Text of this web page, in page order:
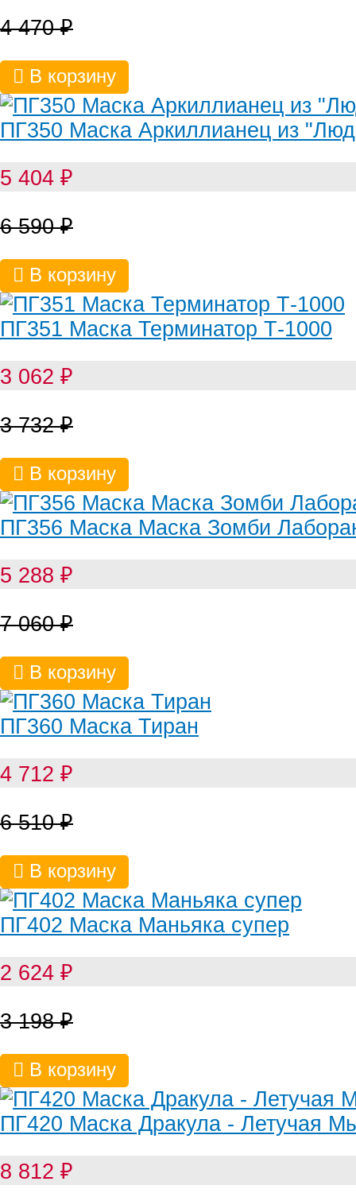
4 470₽
В корзину
ПГ350 Маска Аркиллианец из
5 404 ₽
6 590₽
В корзину
ПГ351 Маска Терминатор Т-1000
3 062 ₽
3 732₽
В корзину
ПГ356 Маска Маска Зомби
5 288 ₽
7 060₽
В корзину
ПГ360 Маска Тиран
4 712 ₽
6 510₽
В корзину
ПГ402 Маска Маньяка супер
2 624 ₽
3 198₽
В корзину
ПГ420 Маска Дракула - Летучая
8 812 ₽